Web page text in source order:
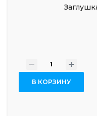
- +
В КОРЗИНУ